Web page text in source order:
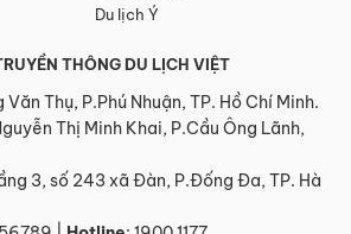
Du lịch Ý
THÔNG DU LỊCH VIỆT
Thụ, P.Phú Nhuận, TP. Hồ Chí Minh.
Thị Minh Khai, P.Cầu Ông Lãnh,
3, số 243 xã Đàn, P.Đống Đa, TP. Hà